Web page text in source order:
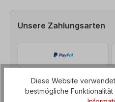
Unsere Zahlungsarten
Diese Website
bestmögliche